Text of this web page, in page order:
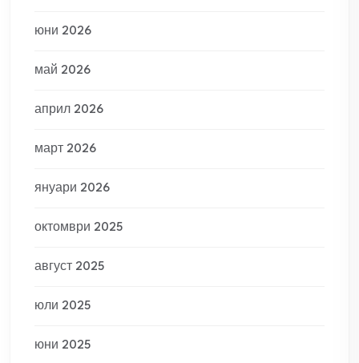
юни 2026
май 2026
април 2026
март 2026
януари 2026
октомври 2025
август 2025
юли 2025
юни 2025